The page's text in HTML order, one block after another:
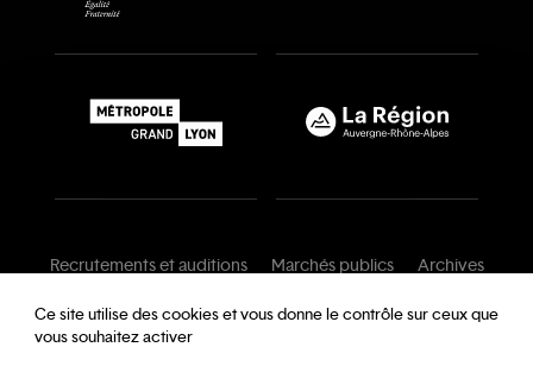
Recrutements et auditions Marchés publics
Archives
Mentions légales
Conditions générales
Charte de modération
Ce site utilise des cookies et vous donne le contrôle sur ceux que
vous souhaitez activer